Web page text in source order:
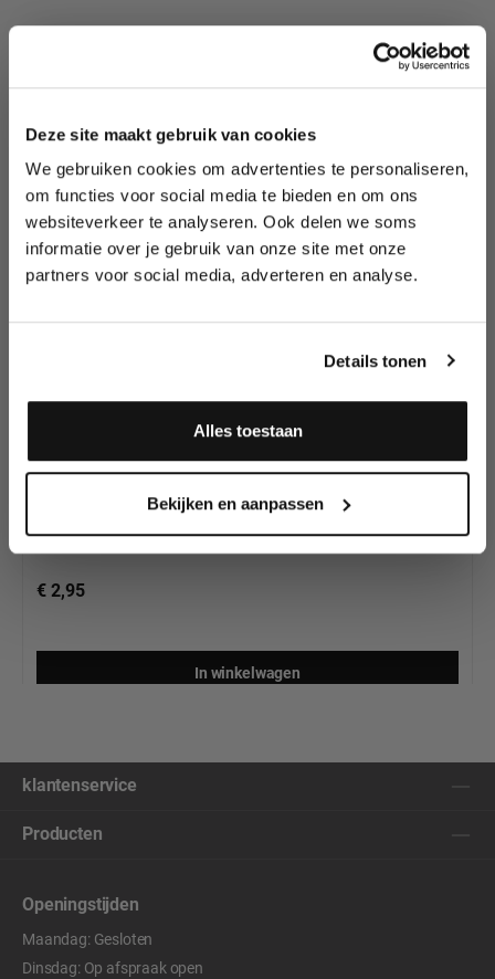
Deze site maakt gebruik van cookies
We gebruiken cookies om advertenties te personaliseren,
om functies voor social media te bieden en om ons
websiteverkeer te analyseren. Ook delen we soms
informatie over je gebruik van onze site met onze
partners voor social media, adverteren en analyse.
Details tonen
Alles toestaan
Bekijken en aanpassen
Productgalerij overslaan
Related products
€ 2,95
In winkelwagen
klantenservice
Producten
Openingstijden
Maandag: Gesloten
Dinsdag: Op afspraak open
10% korting?
Lees als eerste over nieuwe producten,
tutorials, aanbiedingen, evenementen,
wedstrijden en meer.
Meld je aan en ontvang direct
Ja, ik meld me aan